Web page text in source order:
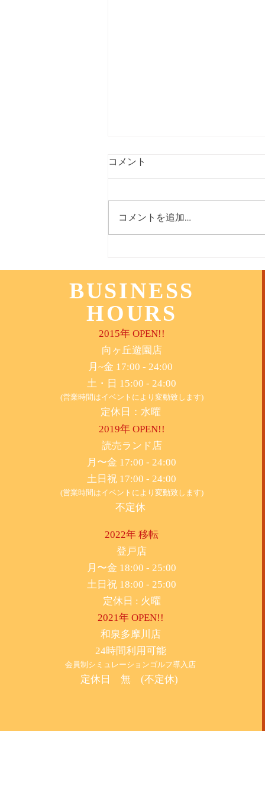
３月３１日 遊園店
コメント
コメントを追加…
BUSINESS
HOURS
2015年 OPEN!!
​向ヶ丘遊園店
月~金 17:00 - 24:00
土・日 15:00 - 24:00
(営業時間はイベントにより変動致します)
定休日：水曜
2019年 OPEN!!
​読売ランド店
月〜金 17:00 - 24:00
土日祝 17:00 - 24:00
(営業時間はイベントにより変動致します)
不定休
2022年 移転
​登戸店
月〜金 18:00 - 25:00
土日祝 18:00 - 25:00
​定休日 : 火曜
2021年 OPEN!!
​和泉多摩川店
24時間利用可能
​会員制シミュレーションゴルフ導入店
定休日 無 (不定休)